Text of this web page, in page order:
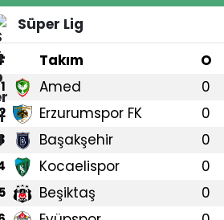
Süper Lig
Takım O
1 Amed 0
Erzurumspor FK 0
Başakşehir 0
Kocaelispor 0
Beşiktaş 0